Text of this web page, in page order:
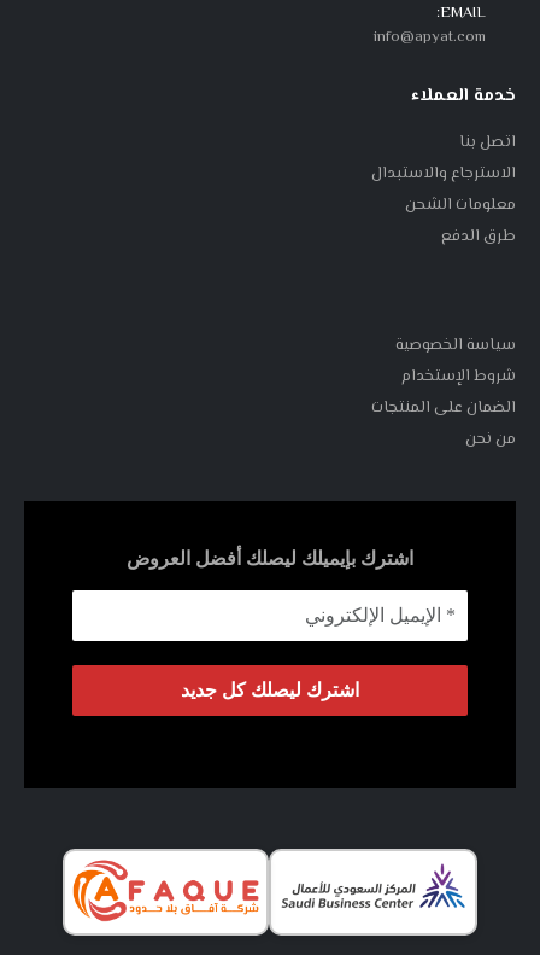
EMAIL:
info@apyat.com
خدمة العملاء
اتصل بنا
الاسترجاع والاستبدال
معلومات الشحن
طرق الدفع
سياسة الخصوصية
شروط الإستخدام
الضمان على المنتجات
من نحن
اشترك بإيميلك ليصلك أفضل العروض